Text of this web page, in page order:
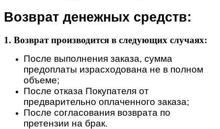
Возврат денежных средств:
1. Возврат производится в следующих случаях:
После выполнения заказа, сумма
предоплаты израсходована не в полном
объеме;
После отказа Покупателя от
предварительно оплаченного заказа;
После согласования возврата по
претензии на брак.